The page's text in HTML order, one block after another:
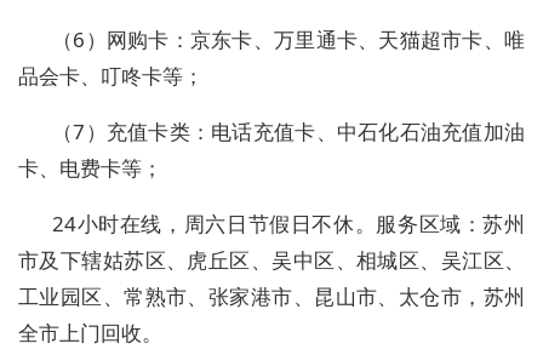
（6）网购卡：京东卡、万里通卡、天猫超市卡、唯
品会卡、叮咚卡等；
（7）充值卡类：电话充值卡、中石化石油充值加油
卡、电费卡等；
24小时在线，周六日节假日不休。服务区域：苏州
市及下辖姑苏区、虎丘区、吴中区、相城区、吴江区、
工业园区、常熟市、张家港市、昆山市、太仓市，苏州
全市上门回收。